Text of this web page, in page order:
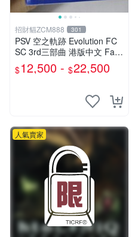
招財貓ZCM888 301
PSV 空之軌跡 Evolution FC
SC 3rd三部曲 港版中文 Falc
om RPG遊戲
$12,500 - $22,500
人氣賣家